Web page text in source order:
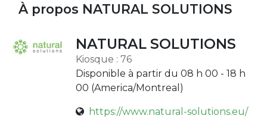
À propos NATURAL SOLUTIONS
NATURAL SOLUTIONS
Kiosque : 76
Disponible à partir du 08 h 00 - 18 h
00 (America/Montreal )
https://www.natural-solutions.eu/